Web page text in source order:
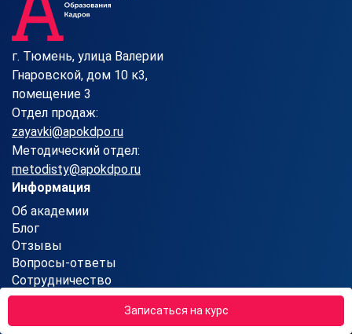
Записаться на курс
г. Тюмень, улица Валерии
Гнаровской, дом 10 к3,
помещение 3
Отдел продаж:
zayavki@apokdpo.ru
Методический отдел:
metodisty@apokdpo.ru
Информация
Об академии
Блог
Отзывы
Вопросы-ответы
Сотрудничество
Контакты